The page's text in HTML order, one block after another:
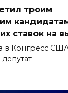
троим
ставок на
в Конгресс